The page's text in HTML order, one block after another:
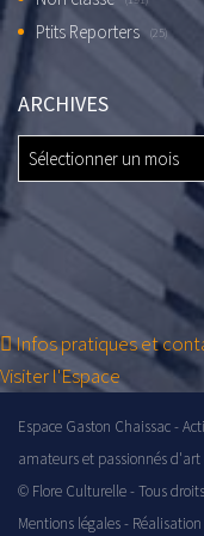
Ptits Reporters (25)
ARCHIVES
ARCHIVES
Infos pratiques et
Visiter l'Espace
Espace Gaston Chaissac -
amateurs et passionnés
© Flore Culturelle - Tous
Mentions légales- Réalisation